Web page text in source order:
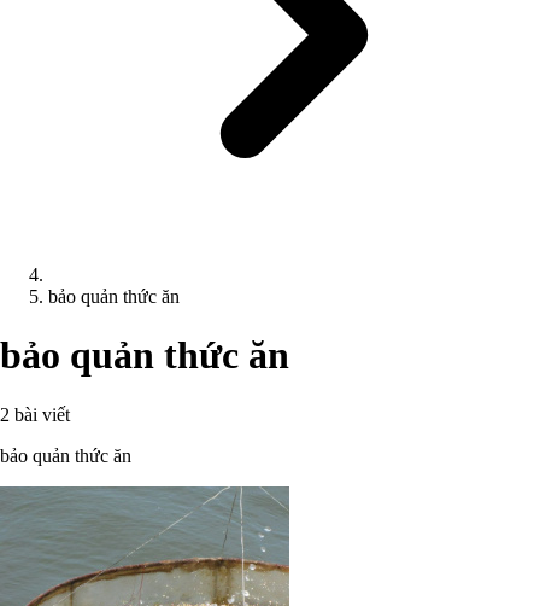
bảo quản thức ăn
bảo quản thức ăn
2 bài viết
bảo quản thức ăn